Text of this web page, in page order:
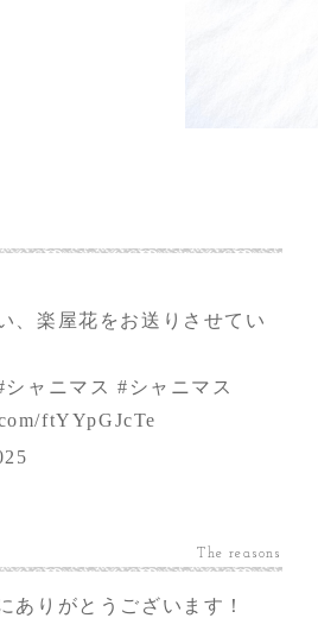
、楽屋花をお送りさせてい
シャニマス #シャニマス
ftYYpGJcTe
The reasons
ありがとうございます！